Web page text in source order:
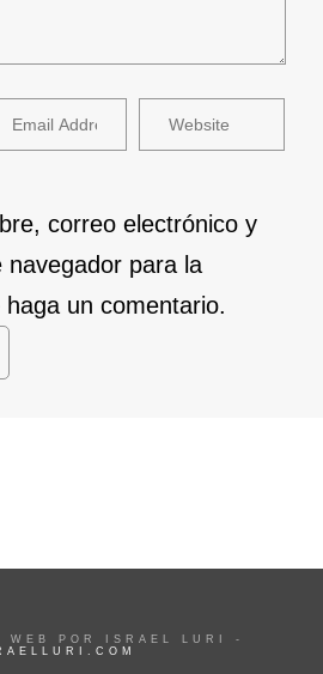
correo electrónico y
navegador para la
un comentario.
WEB POR ISRAEL LURI -